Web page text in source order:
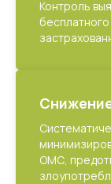
Контроль
ОМС,